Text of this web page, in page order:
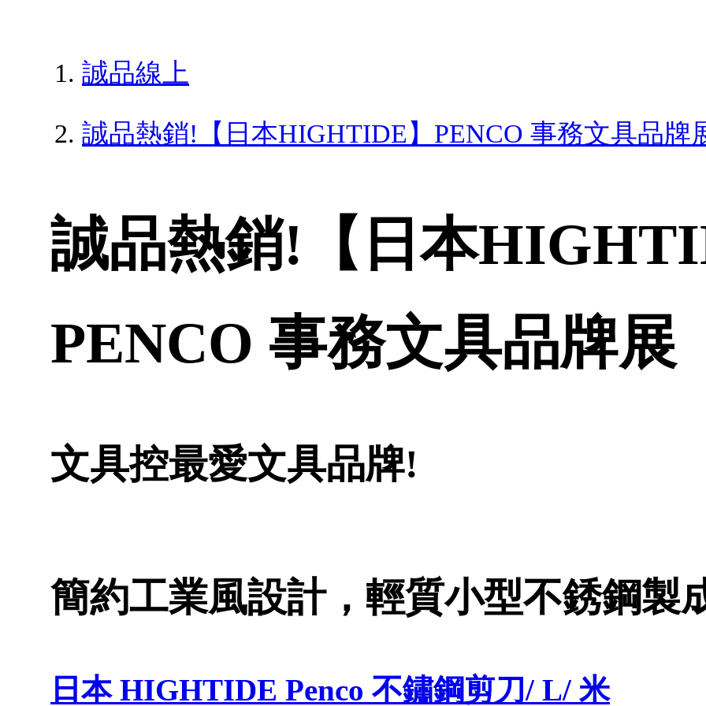
誠品線上
誠品熱銷!【日本HIGHTIDE】PENCO 事務文具品牌
誠品熱銷!【日本
PENCO 事務文具品牌展
文具控最愛文具品牌!
簡約工業風設計，輕質小型不銹鋼製
日本 HIGHTIDE Penco 不鏽鋼剪刀/ L/ 米